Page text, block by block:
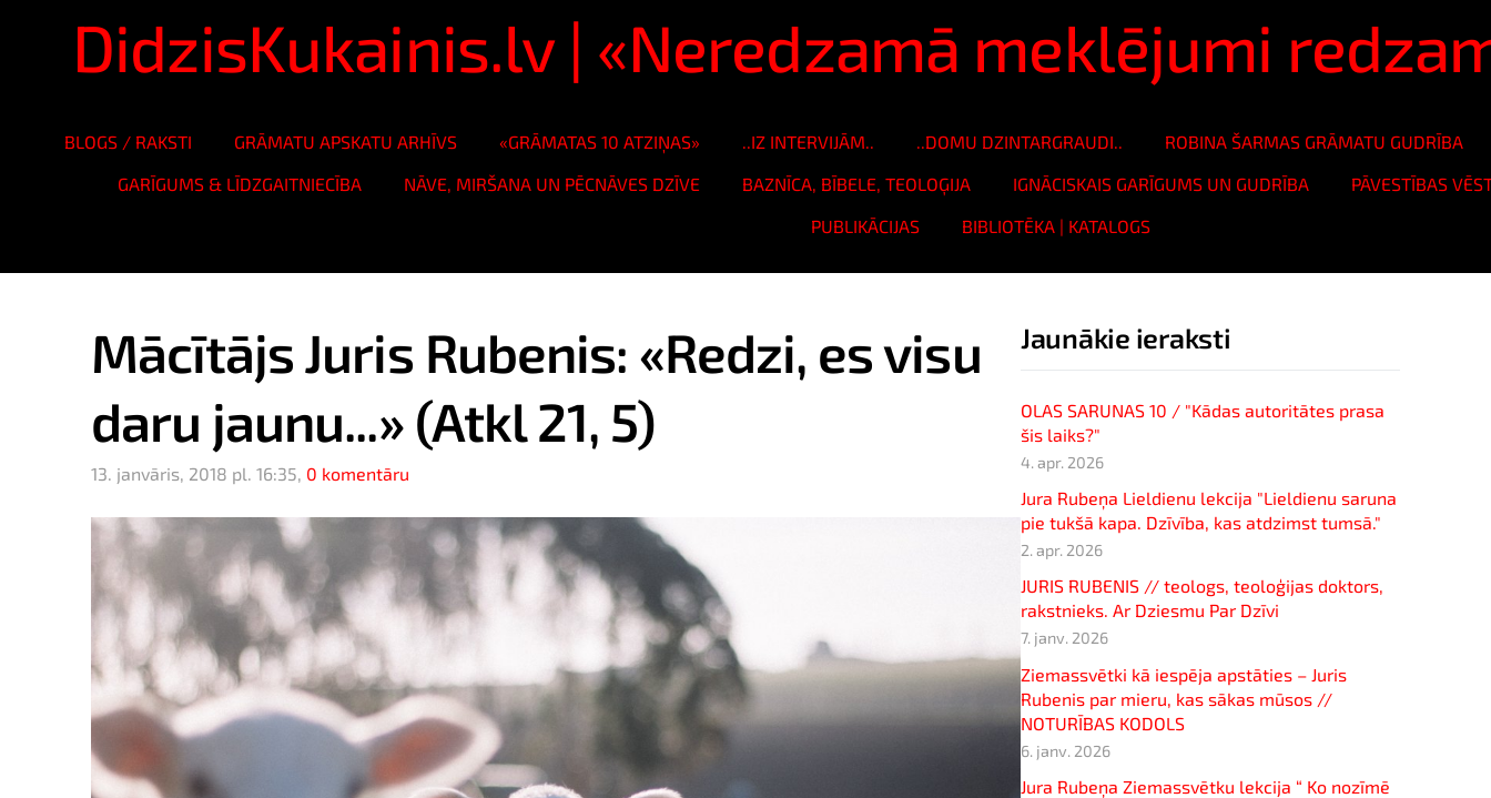
DidzisKukainis.lv | «Neredzamā meklējumi
BLOGS / RAKSTI GRĀMATU APSKATU ARHĪVS «GRĀMATAS 10 ATZIŅAS» ..IZ INTERVIJĀM.. ..DOMU DZINTARGRAUDI..
ROBINA ŠARMAS GRĀMATU GUDRĪBA
GARĪGUMS & LĪDZGAITNIECĪBA
NĀVE, MIRŠANA UN PĒCNĀVES DZĪVE BAZNĪCA, BĪBELE, TEOLOĢIJA IGNĀCISKAIS GARĪGUMS UN GUDRĪBA
PĀVESTĪBAS
PUBLIKĀCIJAS
BIBLIOTĒKA | KATALOGS
Jaunākie ieraksti
OLAS SARUNAS 10 / "Kādas autoritātes prasa
šis laiks?"
4. apr. 2026
Jura Rubeņa Lieldienu lekcija "Lieldienu saruna
pie tukšā kapa. Dzīvība, kas atdzimst tumsā."
2. apr. 2026
JURIS RUBENIS // teologs, teoloģijas doktors,
rakstnieks. Ar Dziesmu Par Dzīvi
7. janv. 2026
Ziemassvētki kā iespēja apstāties – Juris
Rubenis par mieru, kas sākas mūsos //
NOTURĪBAS KODOLS
6. janv. 2026
Jura Rubeņa Ziemassvētku lekcija “ Ko nozīmē
Mācītājs Juris Rubenis: «Redzi, es visu
daru jaunu...» (Atkl 21, 5)
13. janvāris, 2018 pl. 16:35, 0 komentāru